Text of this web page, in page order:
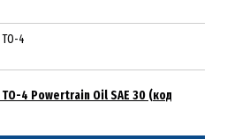
4
TO-4 Powertrain Oil SAE 30 (код